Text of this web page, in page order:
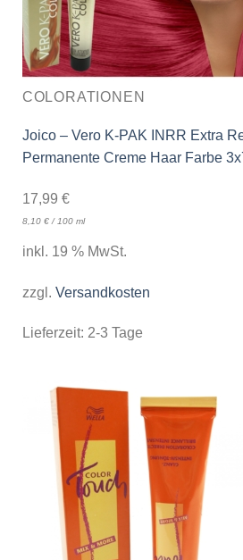
COLORATIONEN
Joico – Vero K-PAK INRR Extra
Permanente Creme Haar Farbe
17,99 €
8,10 €/ 100 ml
inkl. 19 % MwSt.
zzgl. Versandkosten
Lieferzeit: 2-3 Tage